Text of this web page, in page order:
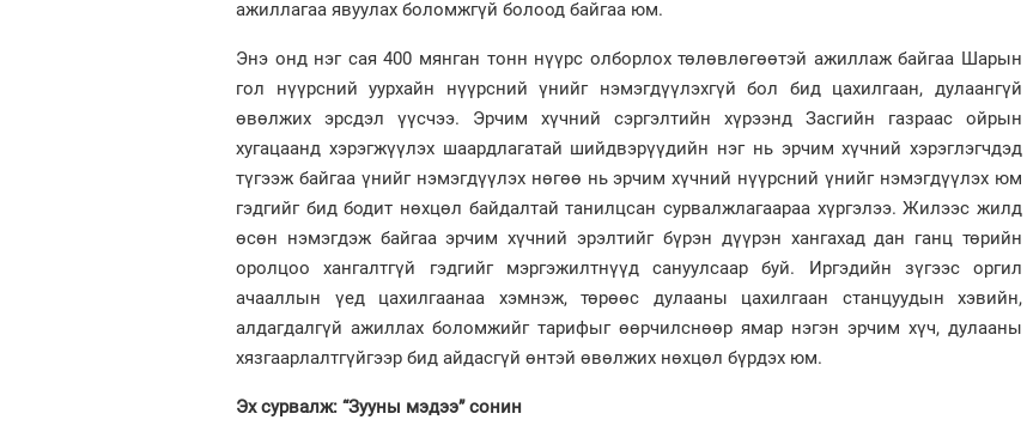
ажиллагаа явуулах боломжгүй болоод байгаа юм.
Энэ онд нэг сая 400 мянган тонн нүүрс олборлох төлөвлөгөөтэй ажиллаж байгаа Шарын
гол нүүрсний уурхайн нүүрсний үнийг нэмэгдүүлэхгүй бол бид цахилгаан, дулаангүй
өвөлжих эрсдэл үүсчээ. Эрчим хүчний сэргэлтийн хүрээнд Засгийн газраас ойрын
хугацаанд хэрэгжүүлэх шаардлагатай шийдвэрүүдийн нэг нь эрчим хүчний хэрэглэгчдэд
түгээж байгаа үнийг нэмэгдүүлэх нөгөө нь эрчим хүчний нүүрсний үнийг нэмэгдүүлэх юм
гэдгийг бид бодит нөхцөл байдалтай танилцсан сурвалжлагаараа хүргэлээ. Жилээс жилд
өсөн нэмэгдэж байгаа эрчим хүчний эрэлтийг бүрэн дүүрэн хангахад дан ганц төрийн
оролцоо хангалтгүй гэдгийг мэргэжилтнүүд сануулсаар буй. Иргэдийн зүгээс оргил
ачааллын үед цахилгаанаа хэмнэж, төрөөс дулааны цахилгаан станцуудын хэвийн,
алдагдалгүй ажиллах боломжийг тарифыг өөрчилснөөр ямар нэгэн эрчим хүч, дулааны
хязгаарлалтгүйгээр бид айдасгүй өнтэй өвөлжих нөхцөл бүрдэх юм.
Эх сурвалж: “Зууны мэдээ” сонин